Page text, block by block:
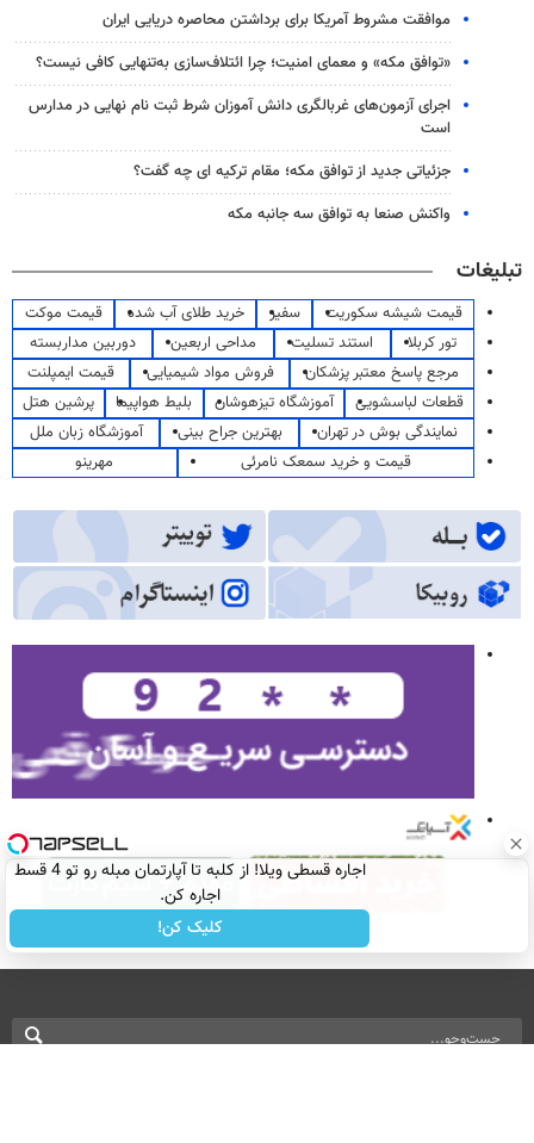
موافقت مشروط آمریکا برای برداشتن محاصره دریایی ایران
«توافق مکه» و معمای امنیت؛ چرا ائتلاف‌سازی به‌تنهایی کافی نیست؟
اجرای آزمون‌های غربالگری دانش آموزان شرط ثبت نام نهایی در مدارس
است
جزئیاتی جدید از توافق مکه؛ مقام ترکیه ای چه گفت؟
واکنش صنعا به توافق سه جانبه مکه
تبلیغات
قیمت شیشه سکوریت سفیر خرید طلای آب شده
قیمت موکت
تور کربلا
استند تسلیت مداحی اربعین
دوربین مداربسته
مرجع پاسخ معتبر پزشکان
فروش مواد شیمیایی
قیمت ایمپلنت
قطعات لباسشویی
آموزشگاه تیزهوشان بلیط هواپیما
پرشین هتل
نمایندگی بوش در تهران
بهترین جراح بینی
آموزشگاه زبان ملل
قیمت و خرید سمعک نامرئی
مهرینو
اجاره‌ قسطی ویلا! از کلبه تا آپارتمان مبله رو تو 4 قسط
اجاره کن.
کلیک کن!